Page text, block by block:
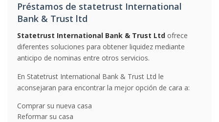
Préstamos de statetrust International
Bank & Trust ltd
Statetrust International Bank & Trust Ltd ofrece
diferentes soluciones para obtener liquidez mediante
anticipo de nominas entre otros servicios.
En Statetrust International Bank & Trust Ltd le
aconsejaran para encontrar la mejor opción de cara a:
Comprar su nueva casa
Reformar su casa